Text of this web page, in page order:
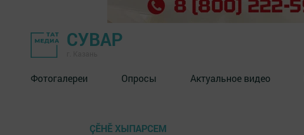
СУВАР
Фотогалереи Опросы Актуальное видео
ÇӖНӖ ХЫПАРСЕМ